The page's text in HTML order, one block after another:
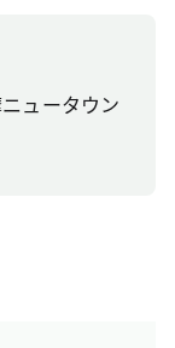
ュータウン